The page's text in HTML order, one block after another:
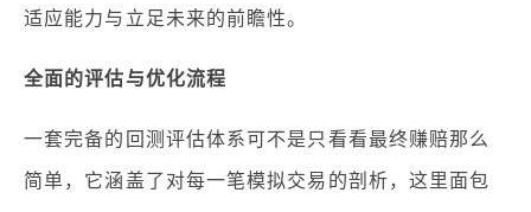
适应能力与立足未来的前瞻性。
全面的评估与优化流程
一套完备的回测评估体系可不是只看看最终赚赔那么
简单，它涵盖了对每一笔模拟交易的剖析，这里面包